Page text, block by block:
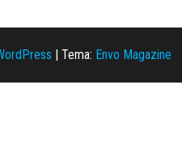
| Tema: Envo Magazine